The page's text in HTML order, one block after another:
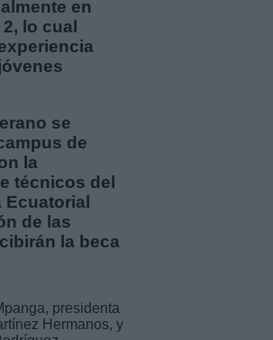
en
lo cual
se
de
la
técnicos del
Ecuatorial
de las
la beca
presidenta
Hermanos, y